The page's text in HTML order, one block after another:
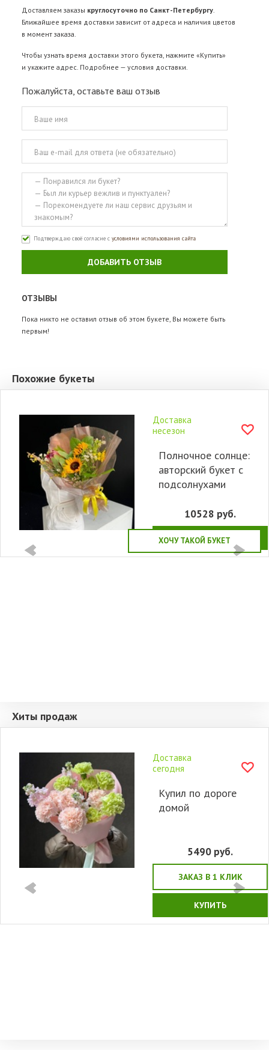
Доставляем заказы круглосуточно по Санкт-Петербургу.
Ближайшее время доставки зависит от адреса и наличия цветов
в момент заказа.
Чтобы узнать время доставки этого букета, нажмите «Купить»
и укажите адрес. Подробнее — условия доставки.
Пожалуйста, оставьте ваш отзыв
Подтверждаю своё согласие с условиями использования сайта
ДОБАВИТЬ ОТЗЫВ
ОТЗЫВЫ
Пока никто не оставил отзыв об этом букете, Вы можете быть
первым!
Похожие букеты
Доставка
несезон
Полночное солнце:
авторский букет с
подсолнухами
10528 руб.
ХОЧУ ТАКОЙ БУКЕТ
КУПИТЬ
Хиты продаж
Доставка
сегодня
Купил по дороге
домой
5490 руб.
ЗАКАЗ В 1 КЛИК
КУПИТЬ